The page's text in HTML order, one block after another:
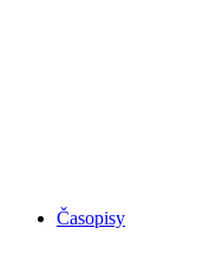
Časopisy